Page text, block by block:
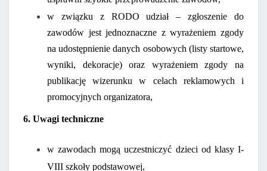
w związku z RODO udział – zgłoszenie do
zawodów jest jednoznaczne z wyrażeniem zgody
na udostępnienie danych osobowych (listy startowe,
wyniki, dekoracje) oraz wyrażeniem zgody na
publikację wizerunku w celach reklamowych i
promocyjnych organizatora,
6. Uwagi techniczne
w zawodach mogą uczestniczyć dzieci od klasy I-
VIII szkoły podstawowej,